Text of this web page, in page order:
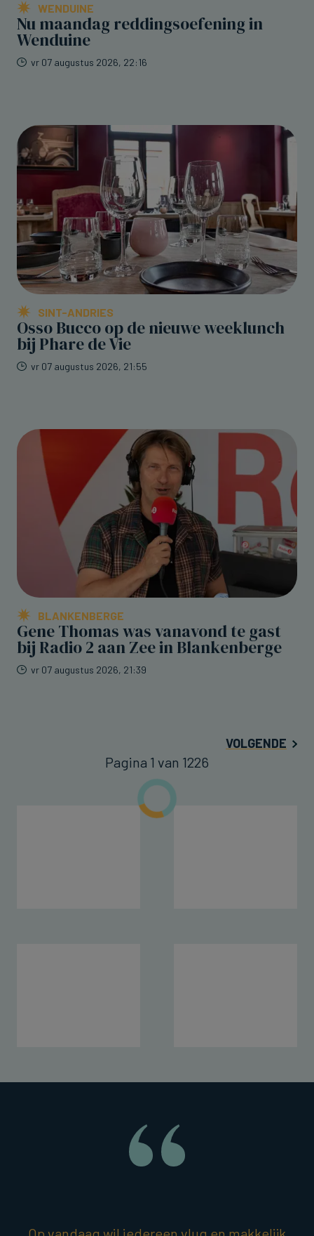
WENDUINE
Nu maandag reddingsoefening in
Wenduine
vr 07 augustus 2026, 22:16
SINT-ANDRIES
Osso Bucco op de nieuwe weeklunch
bij Phare de Vie
vr 07 augustus 2026, 21:55
BLANKENBERGE
Gene Thomas was vanavond te gast
bij Radio 2 aan Zee in Blankenberge
vr 07 augustus 2026, 21:39
VOLGENDE
Pagina 1 van 1226